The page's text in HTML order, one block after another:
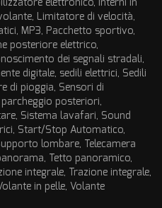
Limitatore di velocità,
MP3, Pacchetto sportivo,
posteriore elettrico,
dei segnali stradali,
digitale, sedili elettrici, Sedili
di pioggia, Sensori di
posteriori,
Sistema lavafari, Sound
Start/Stop Automatico,
lombare, Telecamera
Tetto panoramico,
integrale, Trazione integrale,
in pelle, Volante